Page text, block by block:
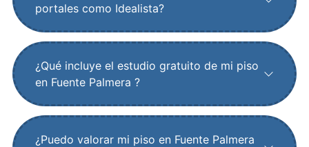
portales como Idealista?
¿Qué incluye el estudio gratuito de mi piso
en Fuente Palmera ?
¿Puedo valorar mi piso en Fuente Palmera